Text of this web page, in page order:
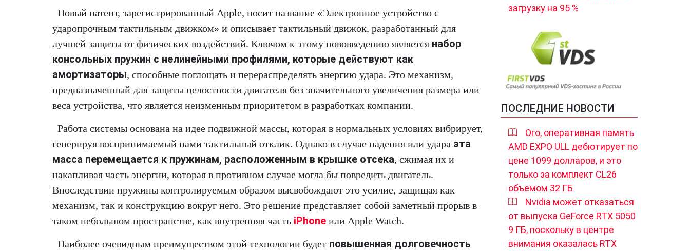
Новый патент, зарегистрированный Apple, носит название «Электронное устройство с
ударопрочным тактильным движком» и описывает тактильный движок, разработанный для
лучшей защиты от физических воздействий. Ключом к этому нововведению является набор
консольных пружин с нелинейными профилями, которые действуют как
амортизаторы, способные поглощать и перераспределять энергию удара. Это механизм,
предназначенный для защиты целостности двигателя без значительного увеличения размера или
веса устройства, что является неизменным приоритетом в разработках компании.
Работа системы основана на идее подвижной массы, которая в нормальных условиях вибрирует,
генерируя воспринимаемый нами тактильный отклик. Однако в случае падения или удара эта
масса перемещается к пружинам, расположенным в крышке отсека, сжимая их и
накапливая часть энергии, которая в противном случае могла бы повредить двигатель.
Впоследствии пружины контролируемым образом высвобождают это усилие, защищая как
механизм, так и конструкцию вокруг него. Это решение представляет собой заметный прорыв в
таком небольшом пространстве, как внутренняя часть iPhone или Apple Watch.
Наиболее очевидным преимуществом этой технологии будет повышенная долговечность
загрузку на 95 %
ПОСЛЕДНИЕ НОВОСТИ
Ого, оперативная память
AMD EXPO ULL дебютирует по
цене 1099 долларов, и это
только за комплект CL26
объемом 32 ГБ
Nvidia может отказаться
от выпуска GeForce RTX 5050
9 ГБ, поскольку в центре
внимания оказалась RTX